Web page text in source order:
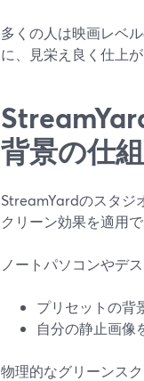
多くの人は映画レベ
に、見栄え良く仕上
背景の仕
StreamYardのスタジ
クリーン効果を適用で
ノートパソコンやデ
プリセットの背
自分の静止画像
物理的なグリーンス